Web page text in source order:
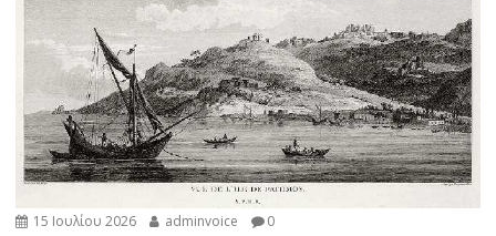
15 Ιουλίου 2026 adminvoice 0